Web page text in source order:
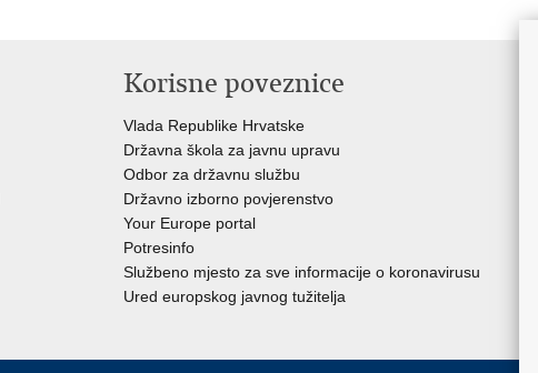
Korisne poveznice
Vlada Republike Hrvatske
Državna škola za javnu upravu
Odbor za državnu službu
Državno izborno povjerenstvo
Your Europe portal
Potresinfo
Službeno mjesto za sve informacije o koronavirusu
Ured europskog javnog tužitelja